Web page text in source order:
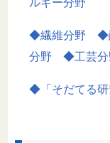
ルギー分野
◆繊維分野 ◆
分野
◆工芸分
◆「そだてる研